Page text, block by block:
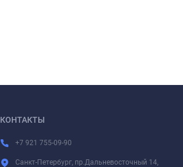
КОНТАКТЫ
+7 921 755-09-90
Санкт-Петербург, пр.Дальневосточный 14,